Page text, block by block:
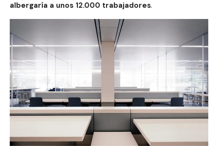
albergaría a unos 12.000 trabajadores.